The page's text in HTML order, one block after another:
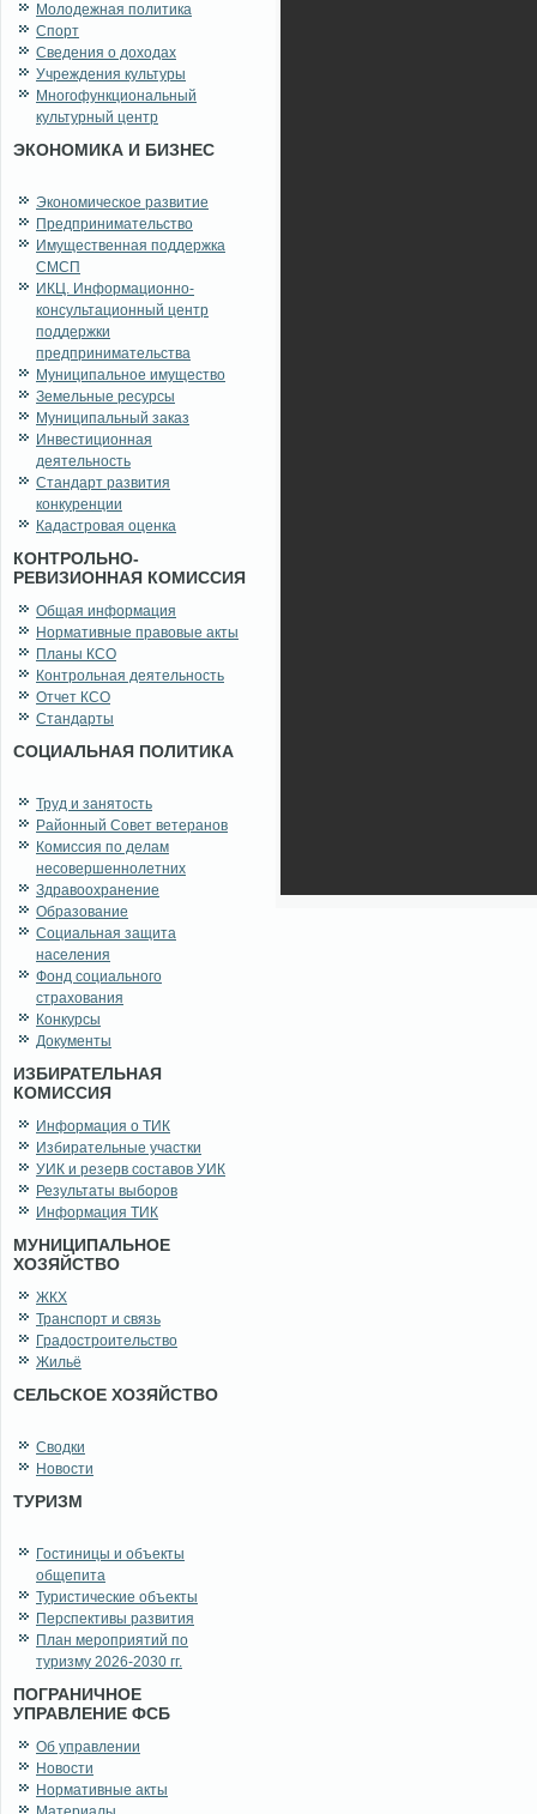
Молодежная политика
Спорт
Сведения о доходах
Учреждения культуры
Многофункциональный
культурный центр
ЭКОНОМИКА И БИЗНЕС
Экономическое развитие
Предпринимательство
Имущественная поддержка
СМСП
ИКЦ. Информационно-
консультационный центр
поддержки
предпринимательства
Муниципальное имущество
Земельные ресурсы
Муниципальный заказ
Инвестиционная
деятельность
Стандарт развития
конкуренции
Кадастровая оценка
КОНТРОЛЬНО-
РЕВИЗИОННАЯ КОМИССИЯ
Общая информация
Нормативные правовые акты
Планы КСО
Контрольная деятельность
Отчет КСО
Стандарты
СОЦИАЛЬНАЯ ПОЛИТИКА
Труд и занятость
Районный Совет ветеранов
Комиссия по делам
несовершеннолетних
Здравоохранение
Образование
Социальная защита
населения
Фонд социального
страхования
Конкурсы
Документы
ИЗБИРАТЕЛЬНАЯ
КОМИССИЯ
Информация о ТИК
Избирательные участки
УИК и резерв составов УИК
Результаты выборов
Информация ТИК
МУНИЦИПАЛЬНОЕ
ХОЗЯЙСТВО
ЖКХ
Транспорт и связь
Градостроительство
Жильё
СЕЛЬСКОЕ ХОЗЯЙСТВО
Сводки
Новости
ТУРИЗМ
Гостиницы и объекты
общепита
Туристические объекты
Перспективы развития
План мероприятий по
туризму 2026-2030 гг.
ПОГРАНИЧНОЕ
УПРАВЛЕНИЕ ФСБ
Об управлении
Новости
Нормативные акты